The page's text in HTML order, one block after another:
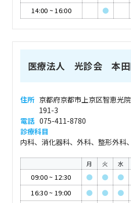
14:00 ~16:00 ●
医療法人 光診会 本田
住所 京都府京都市上京区智恵光
191-3
電話 075-411-8780
診療科目
内科、消化器科、外科、整形外科
月 火 水
09:00~ 12:30 ● ● ●
16:30~ 19:00 ● ● ●